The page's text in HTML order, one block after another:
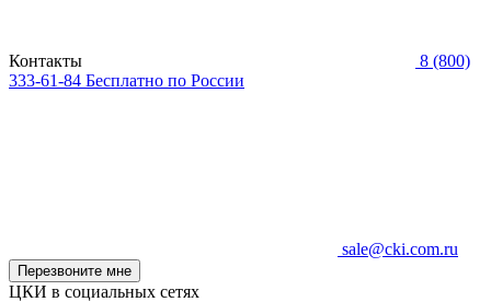
Контакты
8 (800)
333-61-84 Бесплатно по России
sale@cki.com.ru
Перезвоните мне
ЦКИ в социальных сетях